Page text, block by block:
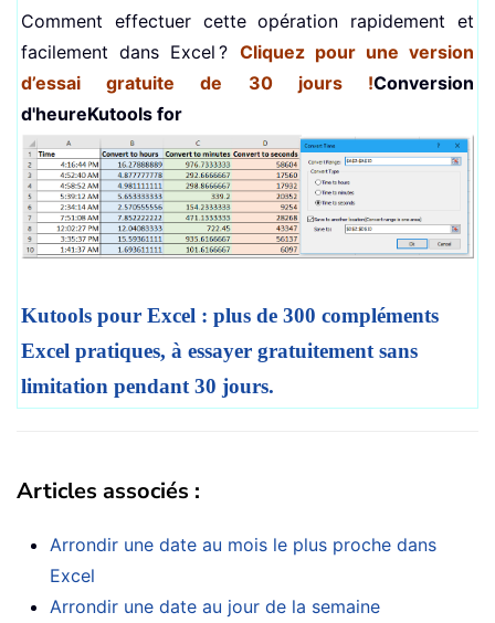
Comment effectuer cette opération rapidement et
facilement dans Excel ? Cliquez pour une version
d’essai gratuite de 30 jours !Conversion
d'heureKutools for
Kutools pour Excel : plus de 300 compléments
Excel pratiques, à essayer gratuitement sans
limitation pendant 30 jours.
Articles associés :
Arrondir une date au mois le plus proche dans
Excel
Arrondir une date au jour de la semaine